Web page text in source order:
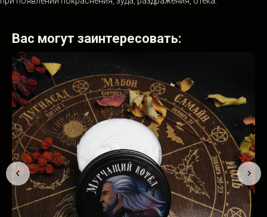
Вас могут заинтересовать: